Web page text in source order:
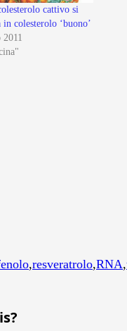
cattivo si
colesterolo ‘buono’
2011
,resveratrolo,RNA,